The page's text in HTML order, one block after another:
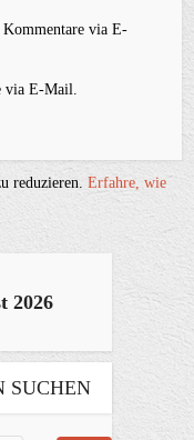
Kommentare via E-
via E-Mail.
reduzieren.Erfahre, wie
2026
SUCHEN